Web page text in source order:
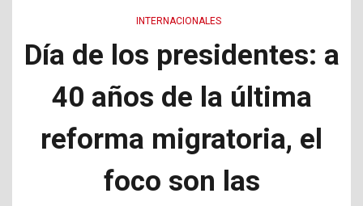
INTERNACIONALES
Día de los presidentes: a
40 años de la última
reforma migratoria, el
foco son las